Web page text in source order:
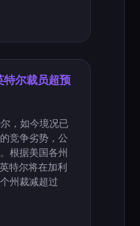
特尔裁员超预
，如今境况已
竞争劣势，公
根据美国各州
特尔将在加利
州裁减超过